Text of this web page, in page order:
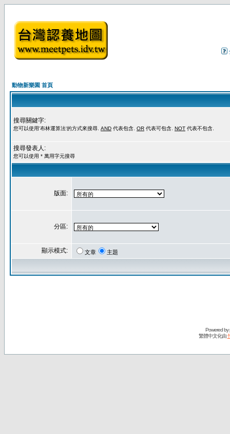
動物新樂園 首頁
搜尋關鍵字:
您可以使用'布林運算法'的方式來搜尋. AND 代表包含. OR 代表可包含. NOT 代表不包含.
搜尋發表人:
您可以使用 * 萬用字元搜尋
版面:
分區:
顯示模式: 文章 主題
Powered by
繁體中文化由